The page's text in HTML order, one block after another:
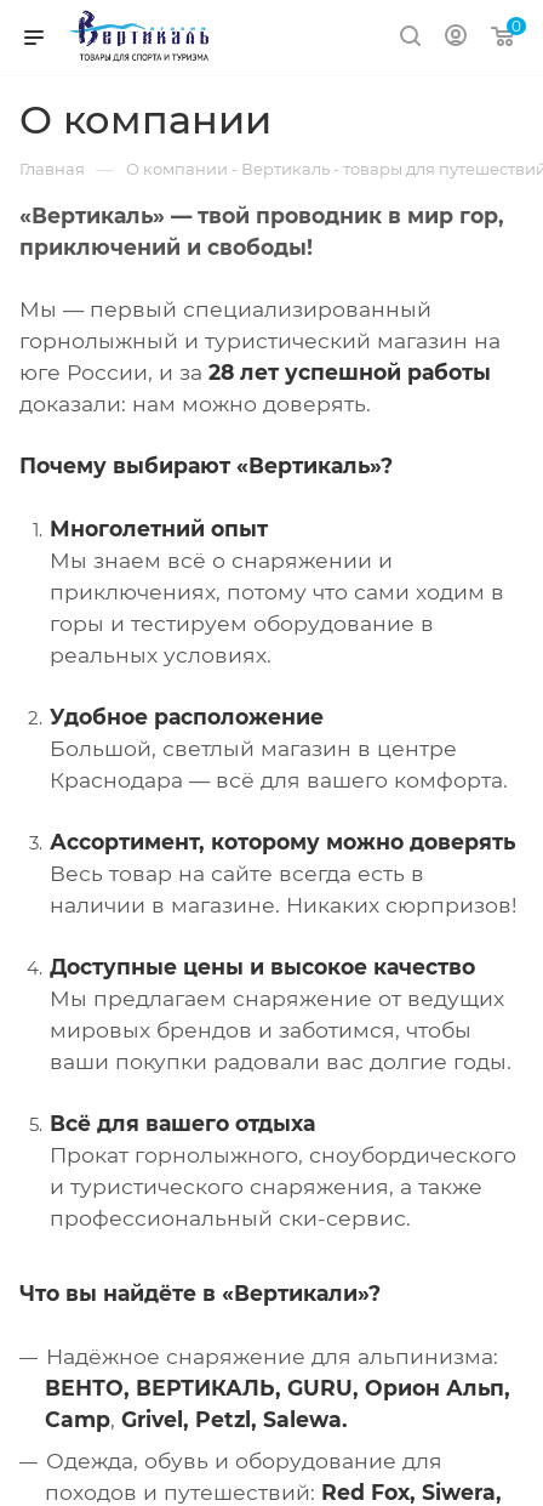
0
О компании
Главная — О компании - Вертикаль - товары для
«Вертикаль» — твой проводник в мир гор,
приключений и свободы!
Мы — первый специализированный
горнолыжный и туристический магазин на
юге России, и за 28 лет успешной работы
доказали: нам можно доверять.
Почему выбирают «Вертикаль»?
Многолетний опыт
Мы знаем всё о снаряжении и
приключениях, потому что сами ходим в
горы и тестируем оборудование в
реальных условиях.
Удобное расположение
Большой, светлый магазин в центре
Краснодара — всё для вашего комфорта.
Ассортимент, которому можно доверять
Весь товар на сайте всегда есть в
наличии в магазине. Никаких сюрпризов!
Доступные цены и высокое качество
Мы предлагаем снаряжение от ведущих
мировых брендов и заботимся, чтобы
ваши покупки радовали вас долгие годы.
Всё для вашего отдыха
Прокат горнолыжного, сноубордического
и туристического снаряжения, а также
профессиональный ски-сервис.
Что вы найдёте в «Вертикали»?
Надёжное снаряжение для альпинизма:
ВЕНТО, ВЕРТИКАЛЬ, GURU, Орион Альп,
Camp, Grivel, Petzl, Salewa.
Одежда, обувь и оборудование для
походов и путешествий: Red Fox, Siwera,